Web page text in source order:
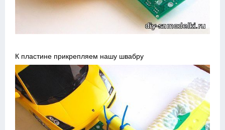
К пластине прикрепляем нашу швабру